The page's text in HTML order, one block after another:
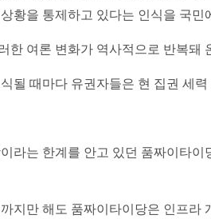
황을 통제하고 있다는 인식을 국민
한 여론 변화가 역사적으로 반복돼
될 때마다 유권자들은 현 집권 세
라는 한계를 안고 있던 품짜이타
지만 해도 품짜이타이당은 인프라